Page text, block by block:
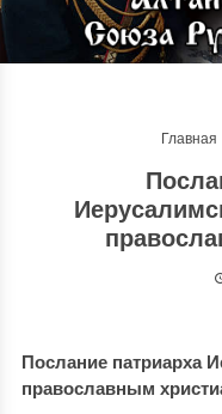
Главная
Послание патриарха
православным